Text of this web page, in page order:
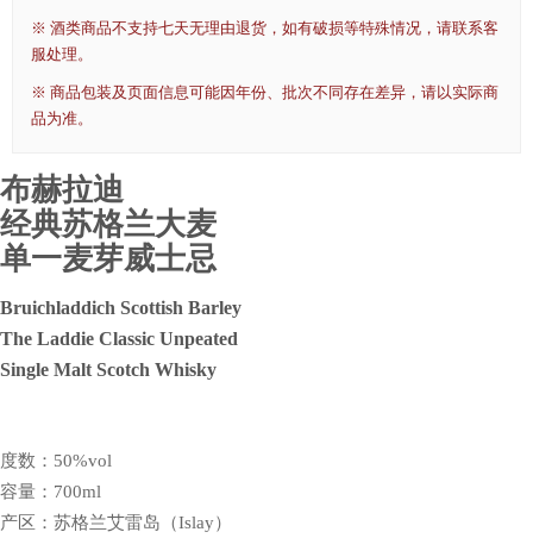
※ 酒类商品不支持七天无理由退货，如有破损等特殊情况，请联系客
服处理。
※ 商品包装及页面信息可能因年份、批次不同存在差异，请以实际商
品为准。
布赫拉迪
经典苏格兰大麦
单一麦芽威士忌
Bruichladdich Scottish Barley
The Laddie Classic Unpeated
Single Malt Scotch Whisky
度数：50%vol
容量：700ml
产区：苏格兰艾雷岛（Islay）